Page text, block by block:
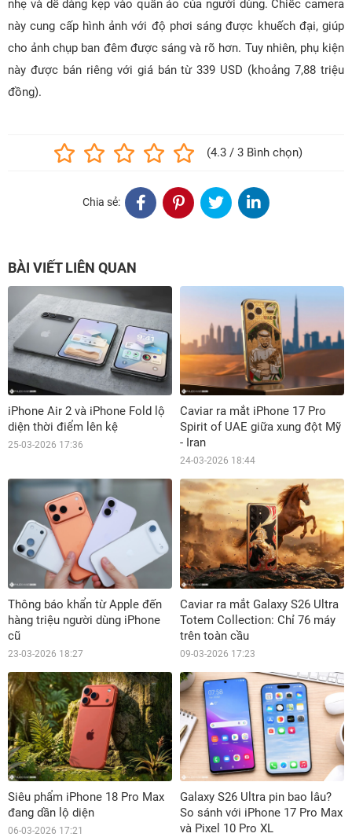
nhẹ và dễ dàng kẹp vào quần áo của người dùng. Chiếc camera
này cung cấp hình ảnh với độ phơi sáng được khuếch đại, giúp
cho ảnh chụp ban đêm được sáng và rõ hơn. Tuy nhiên, phụ kiện
này được bán riêng với giá bán từ 339 USD (khoảng 7,88 triệu
đồng).
(4.3 / 3 Bình chọn)
Chia sẻ:
BÀI VIẾT LIÊN QUAN
iPhone Air 2 và iPhone Fold lộ
diện thời điểm lên kệ
25-03-2026 17:36
Caviar ra mắt iPhone 17 Pro
Spirit of UAE giữa xung đột Mỹ
- Iran
24-03-2026 18:44
Thông báo khẩn từ Apple đến
hàng triệu người dùng iPhone
cũ
23-03-2026 18:27
Caviar ra mắt Galaxy S26 Ultra
Totem Collection: Chỉ 76 máy
trên toàn cầu
09-03-2026 17:23
Siêu phẩm iPhone 18 Pro Max
đang dần lộ diện
06-03-2026 17:21
Galaxy S26 Ultra pin bao lâu?
So sánh với iPhone 17 Pro Max
và Pixel 10 Pro XL